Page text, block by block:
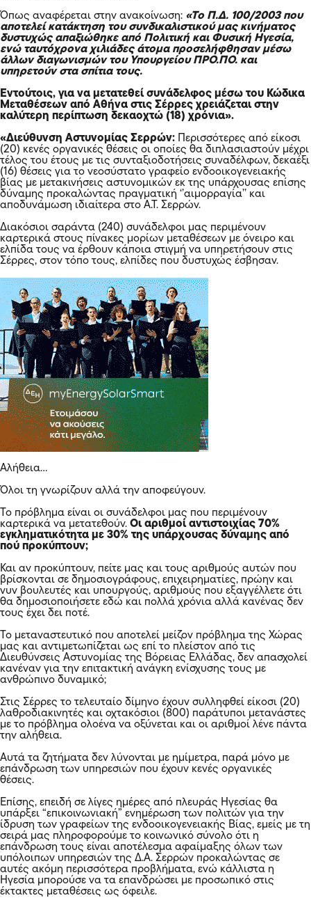
Όπως αναφέρεται στην ανακοίνωση: «Το Π.Δ. 100/2003 που
αποτελεί κατάκτηση του συνδικαλιστικού μας κινήματος
δυστυχώς απαξιώθηκε από Πολιτική και Φυσική Ηγεσία,
ενώ ταυτόχρονα χιλιάδες άτομα προσελήφθησαν μέσω
άλλων διαγωνισμών του Υπουργείου ΠΡΟ.ΠΟ. και
υπηρετούν στα σπίτια τους.
Εντούτοις, για να μετατεθεί συνάδελφος μέσω του Κώδικα
Μεταθέσεων από Αθήνα στις Σέρρες χρειάζεται στην
καλύτερη περίπτωση δεκαοχτώ (18) χρόνια».
«Διεύθυνση Αστυνομίας Σερρών:
Περισσότερες από είκοσι
(20) κενές οργανικές θέσεις οι οποίες θα διπλασιαστούν μέχρι
τέλος του έτους με τις συνταξιοδοτήσεις συναδέλφων, δεκαέξι
(16) θέσεις για το νεοσύστατο γραφείο ενδοοικογενειακής
βίας με μετακινήσεις αστυνομικών εκ της υπάρχουσας επίσης
δύναμης προκαλώντας πραγματική ‘’αιμορραγία’’ και
αποδυνάμωση ιδιαίτερα στο Α.Τ. Σερρών.
Διακόσιοι σαράντα (240) συνάδελφοι μας περιμένουν
καρτερικά στους πίνακες μορίων μεταθέσεων με όνειρο και
ελπίδα τους να έρθουν κάποια στιγμή να υπηρετήσουν στις
Σέρρες, στον τόπο τους, ελπίδες που δυστυχώς έσβησαν.
Αλήθεια…
Όλοι τη γνωρίζουν αλλά την αποφεύγουν.
Το πρόβλημα είναι οι συνάδελφοι μας που περιμένουν
καρτερικά να μετατεθούν. Οι αριθμοί αντιστοιχίας 70%
εγκληματικότητα με 30% της υπάρχουσας δύναμης από
πού προκύπτουν;
Και αν προκύπτουν, πείτε μας και τους αριθμούς αυτών που
βρίσκονται σε δημοσιογράφους, επιχειρηματίες, πρώην και
νυν βουλευτές και υπουργούς, αριθμούς που εξαγγέλλετε ότι
θα δημοσιοποιήσετε εδώ και πολλά χρόνια αλλά κανένας δεν
τους έχει δει ποτέ.
Το μεταναστευτικό που αποτελεί μείζον πρόβλημα της Χώρας
μας και αντιμετωπίζεται ως επί το πλείστον από τις
Διευθύνσεις Αστυνομίας της Βόρειας Ελλάδας, δεν απασχολεί
κανέναν για την επιτακτική ανάγκη ενίσχυσης τους με
ανθρώπινο δυναμικό;
Στις Σέρρες το τελευταίο δίμηνο έχουν συλληφθεί είκοσι (20)
λαθροδιακινητές και οχτακόσιοι (800) παράτυποι μετανάστες
με το πρόβλημα ολοένα να οξύνεται και οι αριθμοί λένε πάντα
την αλήθεια.
Αυτά τα ζητήματα δεν λύνονται με ημίμετρα, παρά μόνο με
επάνδρωση των υπηρεσιών που έχουν κενές οργανικές
θέσεις.
Επίσης, επειδή σε λίγες ημέρες από πλευράς Ηγεσίας θα
υπάρξει “επικοινωνιακή” ενημέρωση των πολιτών για την
ίδρυση των γραφείων της ενδοοικογενειακής Βίας, εμείς με τη
σειρά μας πληροφορούμε το κοινωνικό σύνολο ότι η
επάνδρωση τους είναι αποτέλεσμα αφαίμαξης όλων των
υπόλοιπων υπηρεσιών της Δ.Α. Σερρών προκαλώντας σε
αυτές ακόμη περισσότερα προβλήματα, ενώ κάλλιστα η
Ηγεσία μπορούσε να τα επανδρώσει με προσωπικό στις
έκτακτες μεταθέσεις ως όφειλε.